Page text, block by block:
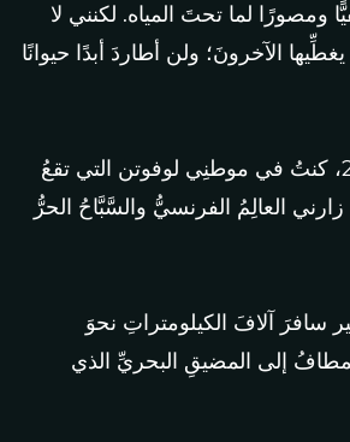
لما تحتَ المياه. لكنني لا
الآخرونَ؛ ولن أطاردَ أبدًا حيوانًا
في صيفِ عامِ 2020، كنتُ في موطنِي لوفوتن التي تقعُ
العالِمُ الفرنسيُّ والسَّبَّاحُ الحرُّ
سافرَ آلافَ الكيلومتراتِ نحوَ
إلى المضيقِ البحريِّ الذي